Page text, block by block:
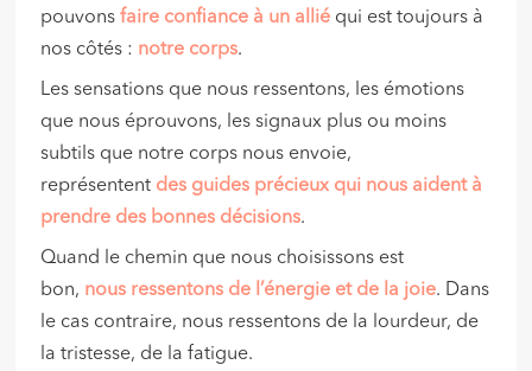
pouvonsfaire confiance à un allié qui est toujours à
nos côtés : notre corps.
Les sensations que nous ressentons, les émotions
que nous éprouvons, les signaux plus ou moins
subtils que notre corps nous envoie,
représentent des guides précieux qui nous aident à
prendre des bonnes décisions.
Quand le chemin que nous choisissons est
bon, nous ressentons de l’énergie et de la joie. Dans
le cas contraire, nous ressentons de la lourdeur, de
la tristesse, de la fatigue.